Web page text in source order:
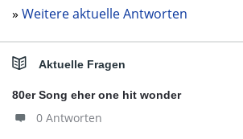
» Weitere aktuelle Antworten
Aktuelle Fragen
80er Song eher one hit wonder
0 Antworten